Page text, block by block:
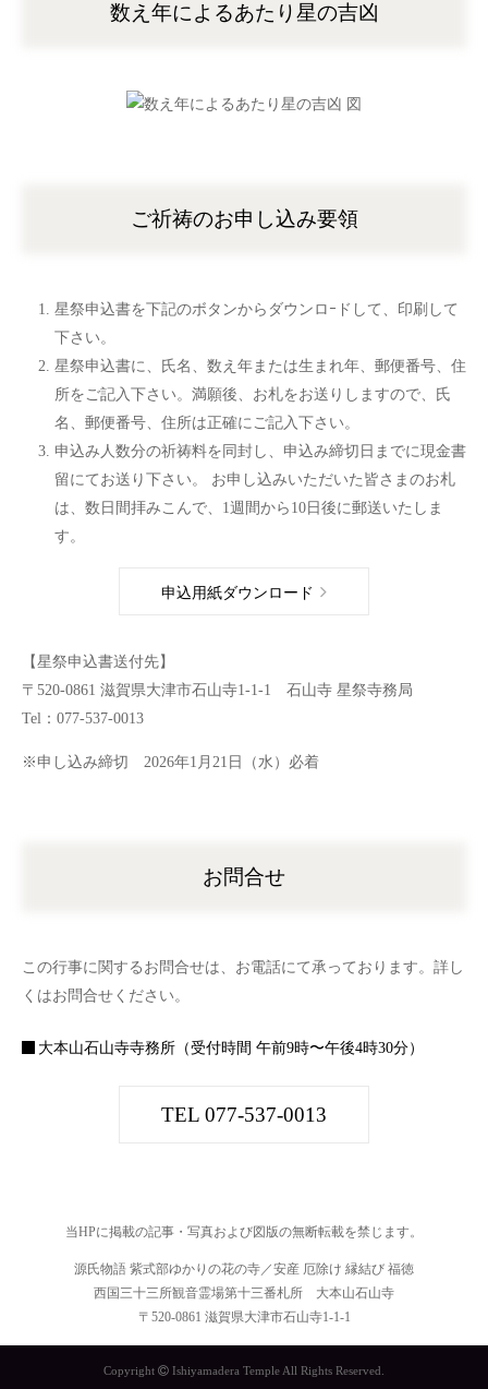
数え年によるあたり星の吉凶
ご祈祷のお申し込み要領
星祭申込書を下記のボタンからダウンロｰドして、印刷して
下さい。
星祭申込書に、氏名、数え年または生まれ年、郵便番号、住
所をご記入下さい。満願後、お札をお送りしますので、氏
名、郵便番号、住所は正確にご記入下さい。
申込み人数分の祈祷料を同封し、申込み締切日までに現金書
留にてお送り下さい。 お申し込みいただいた皆さまのお札
は、数日間拝みこんで、1週間から10日後に郵送いたしま
す。
申込用紙ダウンロード
【星祭申込書送付先】
〒520-0861 滋賀県大津市石山寺1-1-1 石山寺 星祭寺務局
Tel：077-537-0013
※申し込み締切 2026年1月21日（水）必着
お問合せ
この行事に関するお問合せは、お電話にて承っております。詳し
くはお問合せください。
大本山石山寺寺務所（受付時間 午前9時〜午後4時30分）
TEL 077-537-0013
当HPに掲載の記事・写真および図版の無断転載を禁じます。
源氏物語 紫式部ゆかりの花の寺／安産 厄除け 縁結び 福徳
西国三十三所観音霊場第十三番札所 大本山石山寺
〒520-0861 滋賀県大津市石山寺1-1-1
Copyright Ishiyamadera Temple All Rights Reserved.